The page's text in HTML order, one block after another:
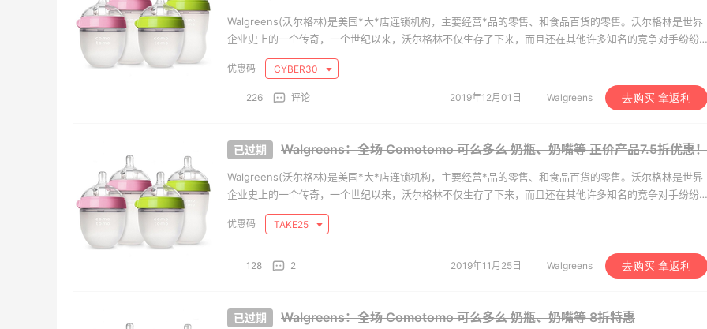
Walgreens(沃尔格林)是美国*大*店连锁机构，主要经营*品的零售、和食品百货的零售。沃尔格林是世界
企业史上的一个传奇，一个世纪以来，沃尔格林不仅生存了下来，而且还在其他许多知名的竞争对手纷纷
落马之时，不断蓬勃发展，在自己100多年的发展历史中年年赢利，创造了连续100多年的赢利神话，它也
凭借着自己骄人的业绩频频登上《财富》杂志“*佳业绩与*受推崇的企业”排行榜！
CYBER30
226 评论 2019年12月01日 Walgreens 去购买 拿返利
Walgreens：全场 Comotomo 可么多么 奶瓶、奶嘴等正价产品7.5折优惠！
Walgreens(沃尔格林)是美国*大*店连锁机构，主要经营*品的零售、和食品百货的零售。沃尔格林是世界
企业史上的一个传奇，一个世纪以来，沃尔格林不仅生存了下来，而且还在其他许多知名的竞争对手纷纷
落马之时，不断蓬勃发展，在自己100多年的发展历史中年年赢利，创造了连续100多年的赢利神话，它也
凭借着自己骄人的业绩频频登上《财富》杂志“*佳业绩与*受推崇的企业”排行榜！
TAKE25
128 2 2019年11月25日 Walgreens 去购买 拿返利
Walgreens：全场 Comotomo 可么多么 奶瓶、奶嘴等8折特惠
iHerb ：88全球好物节！选
购日常保健、健身补剂、护
肤洗护等
无门槛7.5折
iHerb
Nugnes INT：夏日大牌促
25天16小时
定价优势 入手包袋、服饰等
低至5折
仓 选购巴黎世家、Toteme、
1天4小时
美衣精选
低至2折 千鸟格连衣裙$95
品特惠！科学守护宝宝每
步成长